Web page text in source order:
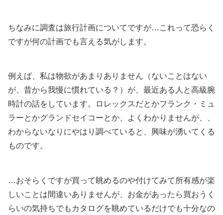
ちなみに調査は旅行計画についてですが…これって恐らく
ですが何の計画でも言える気がします。
例えば、私は物欲があまりありません（ないことはない
が、昔から我慢に慣れている？）が、最近ある人と高級腕
時計の話をしています。ロレックスだとかフランク・ミュ
ラーとかグランドセイコーとか、よくわかりませんが、、
わからないなりにやはり調べていると、興味が湧いてくる
ものです。
…おそらくですが買って眺めるのや付けてみて所有感が楽
しいことは間違いありませんが、お金があったら買おうく
らいの気持ちでもカタログを眺めているだけでも十分なの